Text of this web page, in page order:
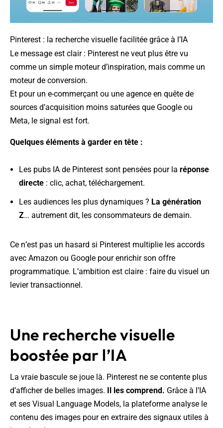
Pinterest : la recherche visuelle facilitée grâce à l’IA
Le message est clair : Pinterest ne veut plus être vu
comme un simple moteur d’inspiration, mais comme un
moteur de conversion.
Et pour un e-commerçant ou une agence en quête de
sources d’acquisition moins saturées que Google ou
Meta, le signal est fort.
Quelques éléments à garder en tête :
Les pubs IA de Pinterest sont pensées pour laréponse
directe : clic, achat, téléchargement.
Les audiences les plus dynamiques ? La génération
Z… autrement dit, les consommateurs de demain.
Ce n’est pas un hasard si Pinterest multiplie les accords
avec Amazon ou Google pour enrichir son offre
programmatique. L’ambition est claire : faire du visuel un
levier transactionnel.
Une recherche visuelle
boostée par l’IA
La vraie bascule se joue là. Pinterest ne se contente plus
d’afficher de belles images. Il les comprend. Grâce à l’IA
et ses Visual Language Models, la plateforme analyse le
contenu des images pour en extraire des signaux utiles à